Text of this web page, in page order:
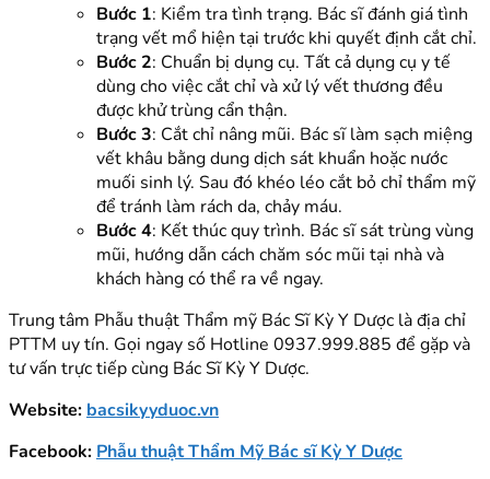
Bước 1: Kiểm tra tình trạng. Bác sĩ đánh giá tình
trạng vết mổ hiện tại trước khi quyết định cắt chỉ.
Bước 2: Chuẩn bị dụng cụ. Tất cả dụng cụ y tế
dùng cho việc cắt chỉ và xử lý vết thương đều
được khử trùng cẩn thận.
Bước 3: Cắt chỉ nâng mũi. Bác sĩ làm sạch miệng
vết khâu bằng dung dịch sát khuẩn hoặc nước
muối sinh lý. Sau đó khéo léo cắt bỏ chỉ thẩm mỹ
để tránh làm rách da, chảy máu.
Bước 4: Kết thúc quy trình. Bác sĩ sát trùng vùng
mũi, hướng dẫn cách chăm sóc mũi tại nhà và
khách hàng có thể ra về ngay.
Trung tâm Phẫu thuật Thẩm mỹ Bác Sĩ Kỳ Y Dược là địa chỉ
PTTM uy tín. Gọi ngay số Hotline 0937.999.885 để gặp và
tư vấn trực tiếp cùng Bác Sĩ Kỳ Y Dược.
Website: bacsikyyduoc.vn
Facebook: Phẫu thuật Thẩm Mỹ Bác sĩ Kỳ Y Dược